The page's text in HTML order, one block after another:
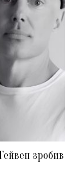
зробив